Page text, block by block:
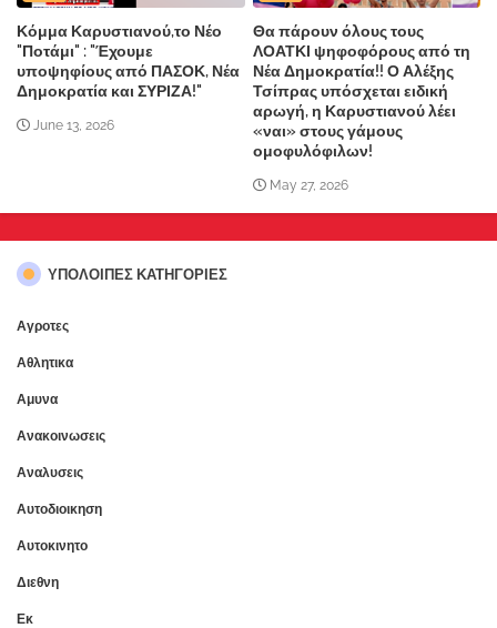
Κόμμα Καρυστιανού,το Νέο
"Ποτάμι" : "Έχουμε
υποψηφίους από ΠΑΣΟΚ, Νέα
Δημοκρατία και ΣΥΡΙΖΑ!"
June 13, 2026
Θα πάρουν όλους τους
ΛΟΑΤΚΙ ψηφοφόρους από τη
Νέα Δημοκρατία!! Ο Αλέξης
Τσίπρας υπόσχεται ειδική
αρωγή, η Καρυστιανού λέει
«ναι» στους γάμους
ομοφυλόφιλων!
May 27, 2026
ΥΠΌΛΟΙΠΕΣ ΚΑΤΗΓΟΡΊΕΣ
Αγροτες
Αθλητικα
Αμυνα
Ανακοινωσεις
Αναλυσεις
Αυτοδιοικηση
Αυτοκινητο
Διεθνη
Εκ